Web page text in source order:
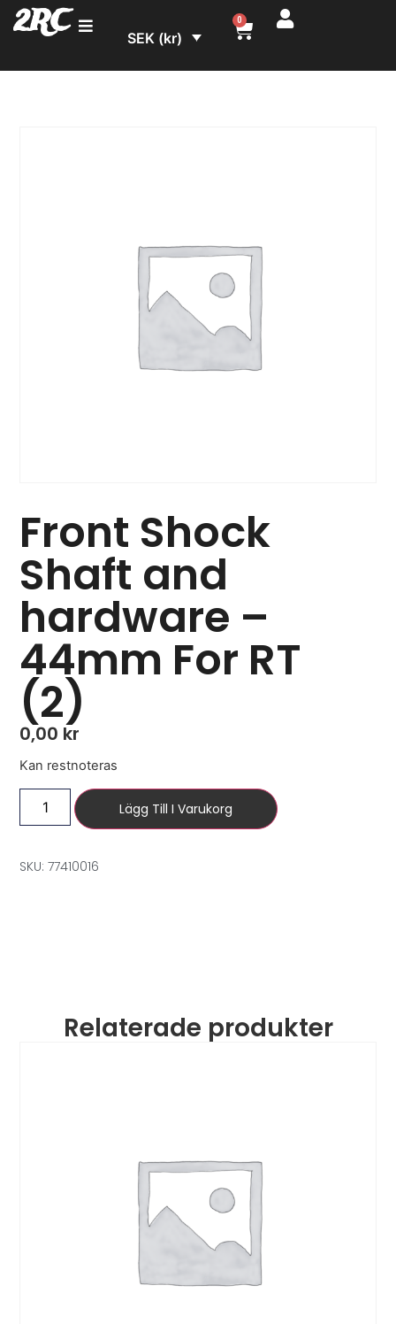
2RC SEK (kr)
0
Front Shock
Shaft and
hardware –
44mm For RT
(2)
0,00 kr
Kan restnoteras
Lägg Till I Varukorg
SKU: 77410016
Relaterade produkter